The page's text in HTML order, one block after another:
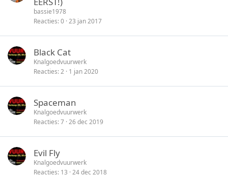
bassie1978
Reacties 0 23 jan 2017
Black Cat
Knalgoedvuurwerk
Reacties 2 1 jan 2020
Spaceman
Knalgoedvuurwerk
Reacties 7 26 dec 2019
Evil Fly
Knalgoedvuurwerk
Reacties 13 24 dec 2018